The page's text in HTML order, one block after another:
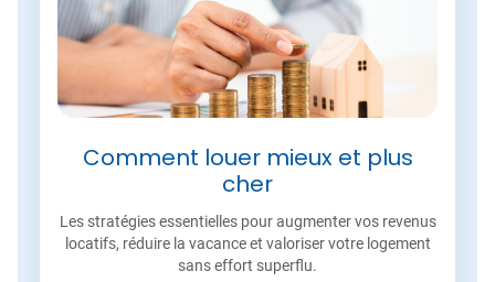
Comment louer mieux et plus
cher
Les stratégies essentielles pour augmenter vos revenus
locatifs, réduire la vacance et valoriser votre logement
sans effort superflu.